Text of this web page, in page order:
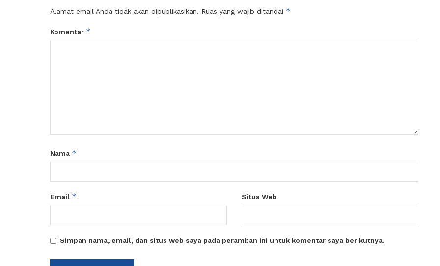
Alamat email Anda tidak akan dipublikasikan. Ruas yang wajib ditandai *
Komentar *
Nama *
Email * Situs Web
Simpan nama, email, dan situs web saya pada peramban ini untuk komentar saya berikutnya.